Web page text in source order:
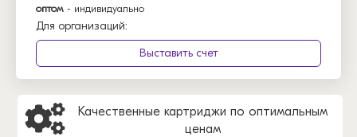
оптом - индивидуально
Для организаций:
Выставить счет
Качественные картриджи по оптимальным
ценам